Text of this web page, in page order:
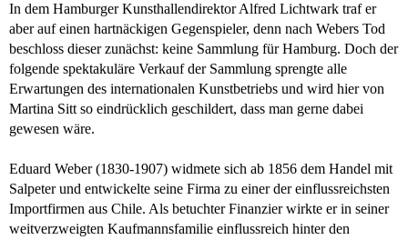
In dem Hamburger Kunsthallendirektor Alfred Lichtwark traf er
aber auf einen hartnäckigen Gegenspieler, denn nach Webers Tod
beschloss dieser zunächst: keine Sammlung für Hamburg. Doch der
folgende spektakuläre Verkauf der Sammlung sprengte alle
Erwartungen des internationalen Kunstbetriebs und wird hier von
Martina Sitt so eindrücklich geschildert, dass man gerne dabei
gewesen wäre.
Eduard Weber (1830-1907) widmete sich ab 1856 dem Handel mit
Salpeter und entwickelte seine Firma zu einer der einflussreichsten
Importfirmen aus Chile. Als betuchter Finanzier wirkte er in seiner
weitverzweigten Kaufmannsfamilie einflussreich hinter den